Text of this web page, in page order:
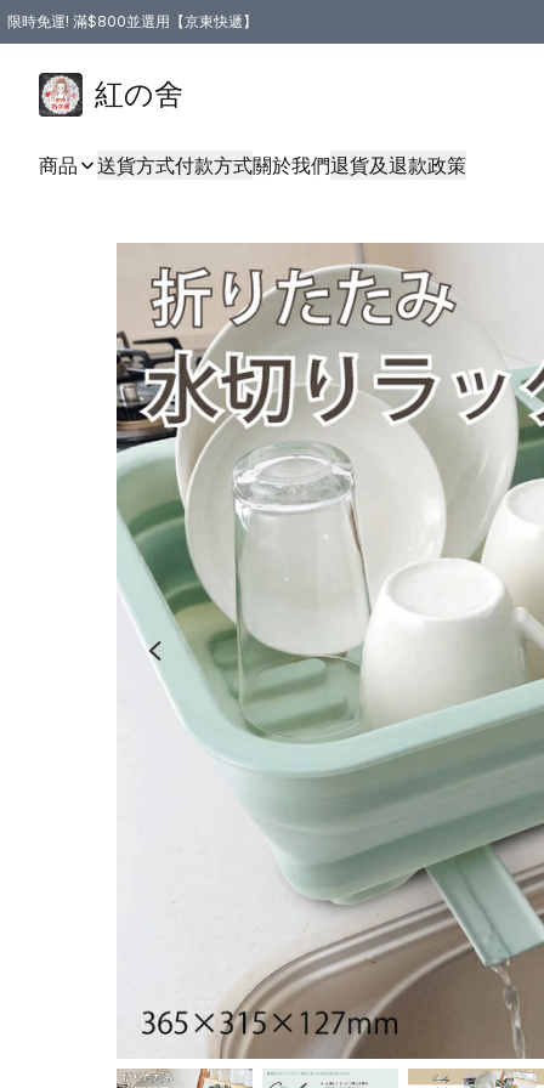
限時免運! 滿$800並選用【京東快遞】
紅の舍
商品 送貨方式付款方式關於我們退貨及退款政策